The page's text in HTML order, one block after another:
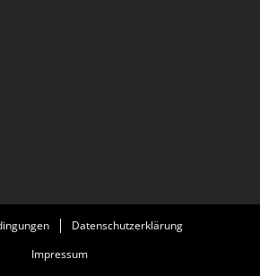
Datenschutzerklärung
Impressum